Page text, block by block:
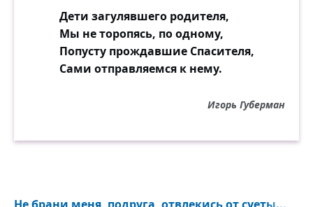
Дети загулявшего родителя,
Мы не торопясь, по одному,
Попусту прождавшие Спасителя,
Сами отправляемся к нему.
Игорь Губерман